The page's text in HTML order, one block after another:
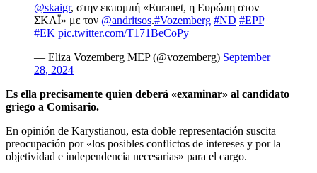
@skaigr, στην εκπομπή «Euranet, η Ευρώπη στον
ΣΚΑΪ» με τον @andritsos.#Vozemberg #ND #EPP
#EK pic.twitter.com/T171BeCoPy
— Eliza Vozemberg MEP (@vozemberg) September
28, 2024
Es ella precisamente quien deberá «examinar» al candidato
griego a Comisario.
En opinión de Karystianou, esta doble representación suscita
preocupación por «los posibles conflictos de intereses y por la
objetividad e independencia necesarias» para el cargo.